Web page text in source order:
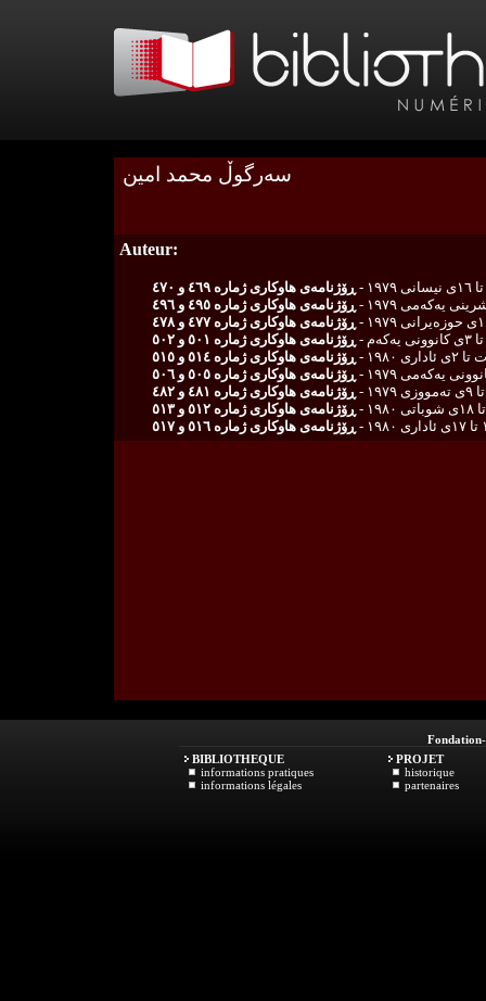
سەرگوڵ محمد امین
Auteur:
ڕۆژنامەی هاوکاری ژمارە ٤٦٩ و ٤٧٠
ڕۆژنامەی هاوکاری ژمارە ٤٩٥ و ٤٩٦
ڕۆژنامەی هاوکاری ژمارە ٤٧٧ و ٤٧٨
ڕۆژنامەی هاوکاری ژمارە ٥٠١ و ٥٠٢
ڕۆژنامەی هاوکاری ژمارە ٥١٤ و ٥١٥
ڕۆژنامەی هاوکاری ژمارە ٥٠٥ و ٥٠٦
ڕۆژنامەی هاوکاری ژمارە ٤٨١ و ٤٨٢
ڕۆژنامەی هاوکاری ژمارە ٥١٢ و ٥١٣
-
ڕۆژنامەی هاوکاری ژمارە ٥١٦ و ٥١٧
Fondation
BIBLIOTHEQUE
informations pratiques
informations légales
PROJET
historique
partenaires